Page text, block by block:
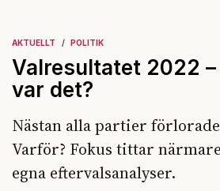
AKTUELLT POLITIK
Valresultatet 2022
var det?
Nästan alla partier
Varför? Fokus tittar
egna eftervalsanalyser.